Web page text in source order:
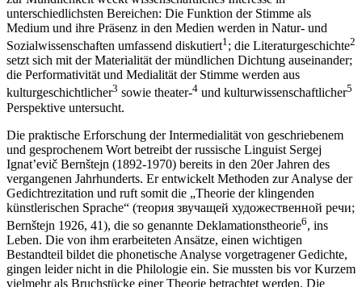
unterschiedlichsten Bereichen: Die Funktion der Stimme als
Medium und ihre Präsenz in den Medien werden in Natur- und
Sozialwissenschaften umfassend diskutiert1 ; die Literaturgeschichte2
setzt sich mit der Materialität der mündlichen Dichtung auseinander;
die Performativität und Medialität der Stimme werden aus
kulturgeschichtlicher3 sowie theater-4 und kulturwissenschaftlicher5
Perspektive untersucht.
Die praktische Erforschung der Intermedialität von geschriebenem
und gesprochenem Wort betreibt der russische Linguist Sergej
Ignat’evič Bernštejn (1892-1970) bereits in den 20er Jahren des
vergangenen Jahrhunderts. Er entwickelt Methoden zur Analyse der
Gedichtrezitation und ruft somit die „Theorie der klingenden
künstlerischen Sprache“ (теория звучащей художественной речи;
Bernštejn 1926, 41), die so genannte Deklamationstheorie6, ins
Leben. Die von ihm erarbeiteten Ansätze, einen wichtigen
Bestandteil bildet die phonetische Analyse vorgetragener Gedichte,
gingen leider nicht in die Philologie ein. Sie mussten bis vor Kurzem
vielmehr als Bruchstücke einer Theorie betrachtet werden. Die